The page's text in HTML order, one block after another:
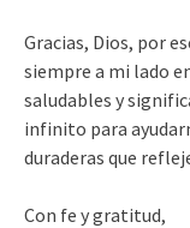
Gracias, Dios, por
siempre a mi lado
saludables y
infinito para
duraderas que
Con fe y gratitud,